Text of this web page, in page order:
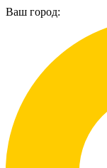
Ваш город: